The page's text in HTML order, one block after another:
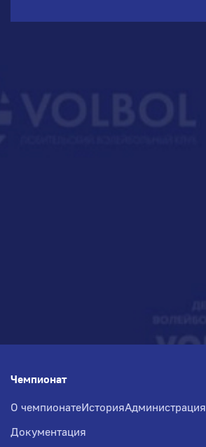
Чемпионат
О чемпионатеИсторияАдминистрация
Документация